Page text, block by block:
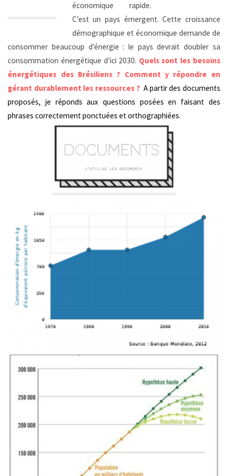
économique rapide.
C’est un pays émergent. Cette croissance
démographique et économique demande de
consommer beaucoup d’énergie : le pays devrait doubler sa
consommation énergétique d’ici 2030. Quels sont les besoins
énergétiques des Brésiliens ? Comment y répondre en
gérant durablement les ressources ? A partir des documents
proposés, je réponds aux questions posées en faisant des
phrases correctement ponctuées et orthographiées.